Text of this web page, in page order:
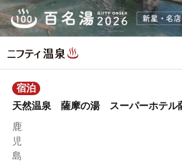
宿泊
天然温泉 薩摩の湯 スーパーホテル
鹿
児
島